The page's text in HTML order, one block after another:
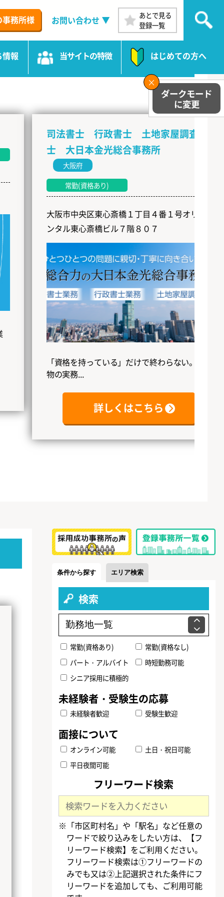
務所様 お問い合わせ
あとで見る
登録一覧
情報 当サイトの特徴 はじめての方へ
司法書士 行政書士 土地家屋調査
士 大日本金光総合事務所
常勤(資格あり)
大阪市中央区東心斎橋１丁目４番１号オリエ
ンタル東心斎橋ビル７階８０７
「資格を持っている」だけで終わらない。本
詳しくはこちら
条件から探す エリア検索
検索
常勤(資格あり)
常勤(資格なし)
パート・アルバイト
時短勤務可能
シニア採用に積極的
未経験者歓迎 受験生歓迎
オンライン可能
土日・祝日可能
平日夜間可能
フリーワード検索
※「市区町村名」や「駅名」など任意の
ワードで絞り込みをしたい方は、【フ
リーワード検索】をご利用ください。
フリーワード検索は①フリーワードの
みでも又は②上記選択された条件にフ
リーワードを追加しても、ご利用可能